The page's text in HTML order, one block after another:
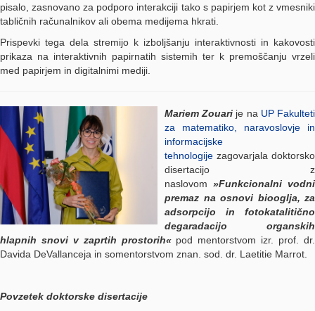
pisalo, zasnovano za podporo interakciji tako s papirjem kot z vmesniki
tabličnih računalnikov ali obema medijema hkrati.
Prispevki tega dela stremijo k izboljšanju interaktivnosti in kakovosti
prikaza na interaktivnih papirnatih sistemih ter k premoščanju vrzeli
med papirjem in digitalnimi mediji.
Mariem Zouari je na UP Fakulteti
za matematiko, naravoslovje in
informacijske
tehnologije zagovarjala doktorsko
disertacijo z
naslovom »Funkcionalni vodni
premaz na osnovi biooglja, za
adsorpcijo in fotokatalitično
degaradacijo organskih
hlapnih snovi v zaprtih prostorih« pod mentorstvom izr. prof. dr.
Davida DeVallanceja in somentorstvom znan. sod. dr. Laetitie Marrot.
Povzetek doktorske disertacije